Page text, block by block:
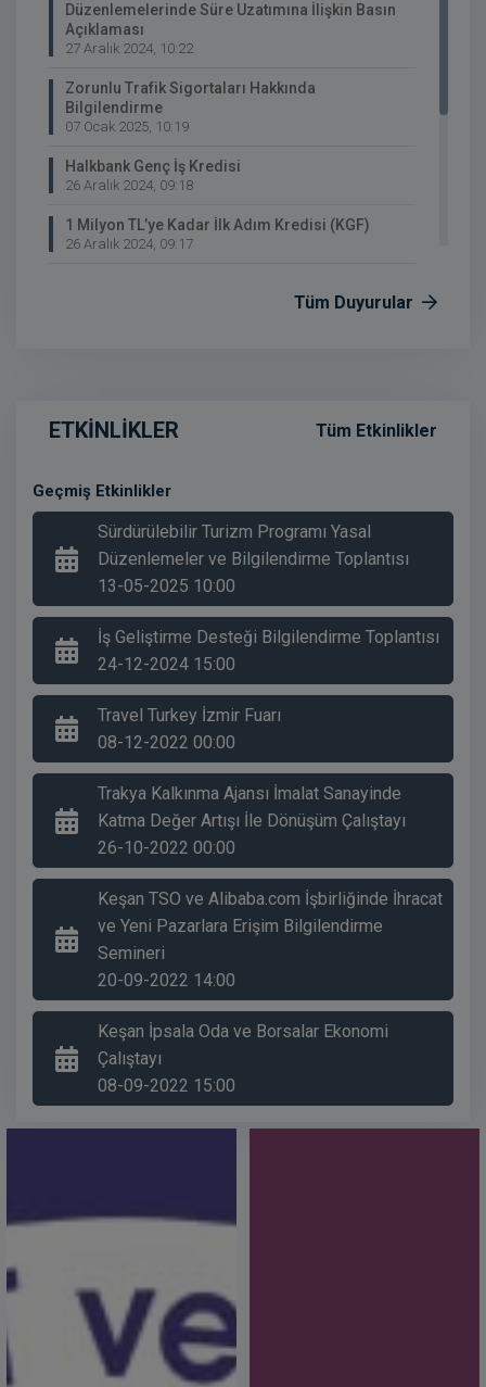
Düzenlemelerinde Süre Uzatımına İlişkin Basın
Açıklaması
27 Aralık 2024, 10:22
Zorunlu Trafik Sigortaları Hakkında
Bilgilendirme
07 Ocak 2025, 10:19
Halkbank Genç İş Kredisi
26 Aralık 2024, 09:18
1 Milyon TL’ye Kadar İlk Adım Kredisi (KGF)
26 Aralık 2024, 09:17
Ulusal Taşıt Tanıma Sistemi (UTTS) Geçiş
İşlemleri
Ulusal Taşıt Tanıma Sistemi (UTTS) Geçiş
06 Aralık 2024, 13:15
Aşçılık Eğitimleri Başlıyor
06 Aralık 2024, 13:12
Zorunlu Trafik Sigortası
05 Aralık 2024, 13:00
Banka ve Finans Kurumları Aracılığıyla Ödeme
Zorunluluğu Limit Değişikliği
05 Aralık 2024, 12:57
Sertifikalı Kar Odaklı Şirket Yönetim Sistemi
Eğitimi
09 Ekim 2024, 10:43
WorldFood İstanbul Fuarı
28 Ağustos 2024, 10:25
Keşan Ticaret ve Sanayi Odası Araç Satış İlanı
20 Ağustos 2024, 10:23
ve İş Formu
Belgrad-Sırbistan / Budapeşte-Macaristan
Sektörel Ticaret Gezisi
02 Eylül 2024, 10:18
29 Temmuz 2024,
Sıklaştırıldı
24 Temmuz 2024,
Gazeteciler ve Basın Bayramı Kutlu Olsun
24 Temmuz 2024,
Tüm Duyurular
ETKİNLİKLER Tüm Etkinlikler
Geçmiş Etkinlikler
Sürdürülebilir Turizm Programı Yasal
Düzenlemeler ve Bilgilendirme Toplantısı
13-05-2025 10:00
İş Geliştirme Desteği Bilgilendirme Toplantısı
24-12-2024 15:00
Travel Turkey İzmir Fuarı
08-12-2022 00:00
Trakya Kalkınma Ajansı İmalat Sanayinde
Katma Değer Artışı İle Dönüşüm Çalıştayı
26-10-2022 00:00
Keşan TSO ve Alibaba.com İşbirliğinde İhracat
ve Yeni Pazarlara Erişim Bilgilendirme
Semineri
20-09-2022 14:00
Keşan İpsala Oda ve Borsalar Ekonomi
Çalıştayı
08-09-2022 15:00